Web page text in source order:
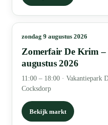
zondag 9 augustus 2026
Zomerfair De Krim –
augustus 2026
11:00 – 18:00 · Vakantiepark
Cocksdorp
Bekijk markt